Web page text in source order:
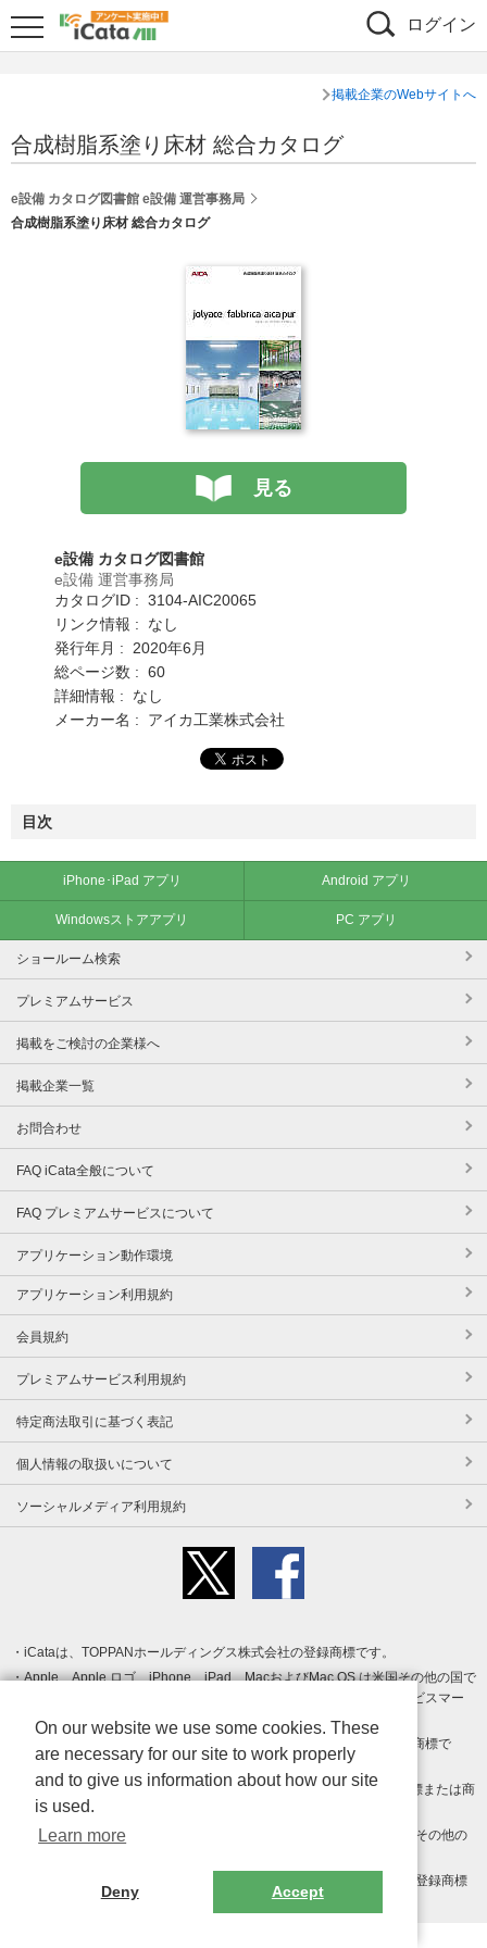
ログイン
掲載企業のWebサイトへ
合成樹脂系塗り床材 総合カタログ
e設備 カタログ図書館 e設備 運営事務局
合成樹脂系塗り床材 総合カタログ
見る
e設備 カタログ図書館
e設備 運営事務局
カタログID : 3104-AIC20065
リンク情報 : なし
発行年月 : 2020年6月
総ページ数 : 60
詳細情報 : なし
メーカー名 : アイカ工業株式会社
目次
iPhone･iPad アプリ Android アプリ
Windowsストアアプリ PC アプリ
ショールーム検索
プレミアムサービス
掲載をご検討の企業様へ
掲載企業一覧
お問合わせ
FAQ iCata全般について
FAQ プレミアムサービスについて
アプリケーション動作環境
アプリケーション利用規約
会員規約
プレミアムサービス利用規約
特定商法取引に基づく表記
個人情報の取扱いについて
ソーシャルメディア利用規約
iCataは、TOPPANホールディングス株式会社の登録商標です。
Apple、Apple ロゴ、iPhone、iPad、MacおよびMac OS は米国その他の国で
登録された Apple Inc. の商標です。App Store は Apple Inc. のサービスマー
クです。
Android、Google Play および Google Play ロゴ は Google LLC の商標で
す。
Windows は Microsoft Inc.の米国およびその他の国における登録商標または商
標です。
Adobe、Adobe Reader、Adobe PDF は、Adobe Inc.の米国およびその他の
その他、記載されている会社名、商品名、ロゴは各社の商標または登録商標
On our website we use some cookies. These
are necessary for our site to work properly
and to give us information about how our site
is used.
Learn more
Deny Accept